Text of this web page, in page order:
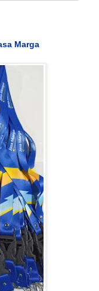
Marga